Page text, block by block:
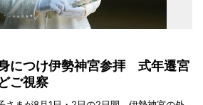
につけ伊勢神宮参拝 式年遷宮
ご視察